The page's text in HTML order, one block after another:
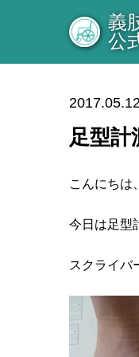
義
公
足型計
こんにちは
今日は足型
スクライバ